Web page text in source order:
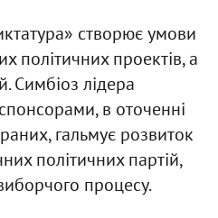
створює умови
політичних проектів, а
Симбіоз лідера
в оточенні
гальмує розвиток
політичних партій,
процесу.